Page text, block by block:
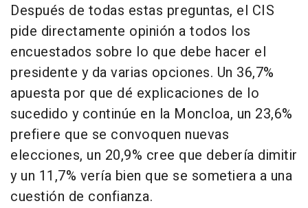
Después de todas estas preguntas, el CIS
pide directamente opinión a todos los
encuestados sobre lo que debe hacer el
presidente y da varias opciones. Un 36,7%
apuesta por que dé explicaciones de lo
sucedido y continúe en la Moncloa, un 23,6%
prefiere que se convoquen nuevas
elecciones, un 20,9% cree que debería dimitir
y un 11,7% vería bien que se sometiera a una
cuestión de confianza.